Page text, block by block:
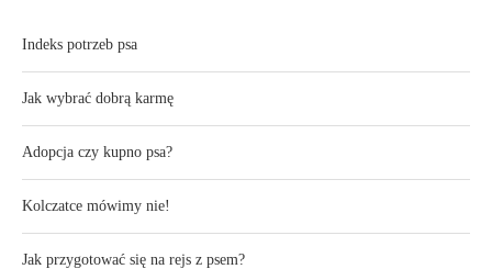
Indeks potrzeb psa
Jak wybrać dobrą karmę
Adopcja czy kupno psa?
Kolczatce mówimy nie!
Jak przygotować się na rejs z psem?